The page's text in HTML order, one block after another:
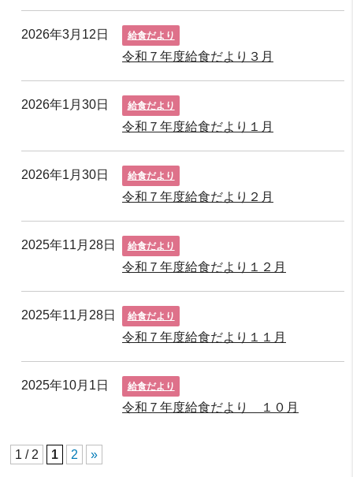
2026年3月12日 給食だより
令和７年度給食だより３月
2026年1月30日 給食だより
令和７年度給食だより１月
2026年1月30日 給食だより
令和７年度給食だより２月
2025年11月28日 給食だより
令和７年度給食だより１２月
2025年11月28日 給食だより
令和７年度給食だより１１月
2025年10月1日 給食だより
令和７年度給食だより １０月
1 / 2 1 2 »